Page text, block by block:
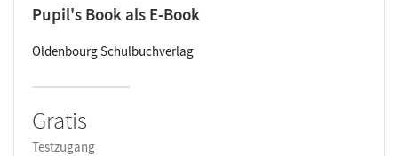
Pupil's Book als E-Book
Oldenbourg Schulbuchverlag
Gratis
Testzugang